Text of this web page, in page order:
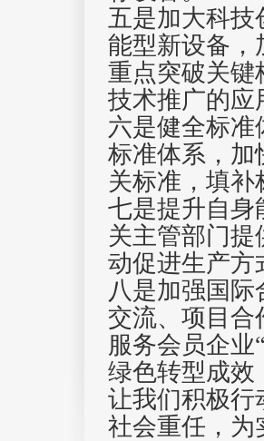
五是加大科技
能型新设备，
重点突破关键
技术推广的应
六是健全标准
标准体系，加
关标准，填补
七是提升自身
关主管部门
动促进生产方
八是加强国
交流、项目合
服务会员企业
绿色转型成效
让我们积极行
社会重任，为